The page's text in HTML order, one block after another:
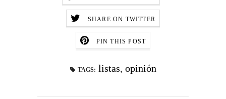
SHARE ON TWITTER
PIN THIS POST
TAGS: listas, opinión